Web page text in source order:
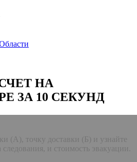
НА
ЗА 10 СЕКУНД
(А), точку доставки (Б) и узнайте
и стоимость эвакуации.